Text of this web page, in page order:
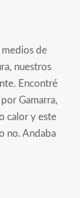
medios de
nuestros
Encontré
Gamarra,
calor y este
no. Andaba